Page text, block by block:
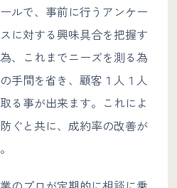
ルで、事前に行うアンケー
に対する興味具合を把握す
、これまでニーズを測る為
手間を省き、顧客１人１人
る事が出来ます。これによ
ぐと共に、成約率の改善が